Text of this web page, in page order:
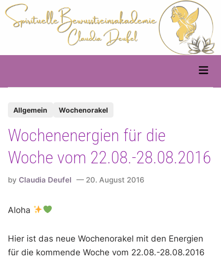
Skip
to
content
Main
s
t
e
d
n
Allgemein Wochenorakel
Wochenenergien für die
Woche vom 22.08.-28.08.2016
byClaudia Deufel 20. August 2016
Aloha
Hier ist das neue Wochenorakel mit den Energien
für die kommende Woche vom 22.08.-28.08.2016